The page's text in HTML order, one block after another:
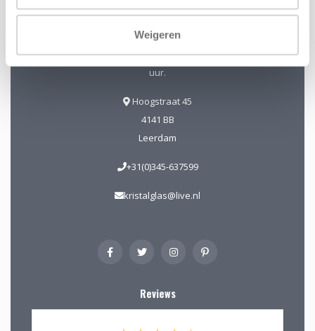
Weigeren
Leerdamse Glaskunst en Kristal. Daarnaast kunt u ons
bezoeken in onze galerie te Leerdam. U bent van harte
welkom! Geopend: Wo t/m Vrijdag 13-17 uur Zaterdag 10-17
uur.
Hoogstraat 45
4141 BB
Leerdam
+31(0)345-637599
kristalglas@live.nl
Reviews